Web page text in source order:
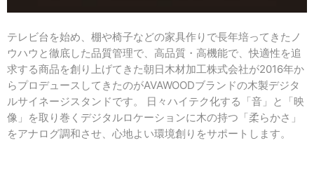
テレビ台を始め、棚や椅子などの家具作りで長年培ってきたノ
ウハウと徹底した品質管理で、高品質・高機能で、快適性を追
求する商品を創り上げてきた朝日木材加工株式会社が2016年か
らプロデュースしてきたのがAVAWOODブランドの木製デジタ
ルサイネージスタンドです。
日々ハイテク化する「音」と「映
像」を取り巻くデジタルロケーションに木の持つ「柔らかさ」
をアナログ調和させ、心地よい環境創りをサポートします。